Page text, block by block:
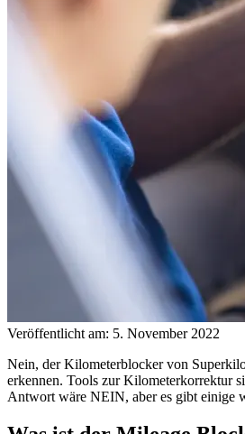
Veröffentlicht am: 5. November 2022
Nein, der Kilometerblocker von
erkennen. Tools zur Kilometerkorrektur
Antwort wäre NEIN, aber es gibt einige